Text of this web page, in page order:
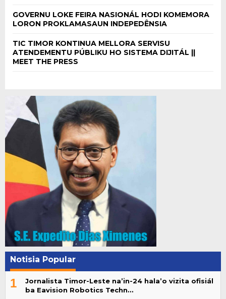
GOVERNU LOKE FEIRA NASIONÁL HODI KOMEMORA
LORON PROKLAMASAUN INDEPEDÊNSIA
TIC TIMOR KONTINUA MELLORA SERVISU
ATENDEMENTU PÚBLIKU HO SISTEMA DIJITÁL ||
MEET THE PRESS
Notisia Popular
1
Jornalista Timor-Leste na’in-24 hala’o vizita ofisiál
ba Eavision Robotics Techn…